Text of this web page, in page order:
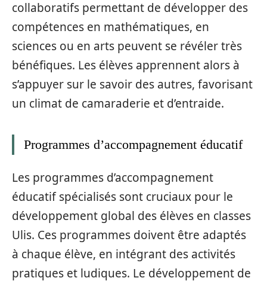
collaboratifs permettant de développer des
compétences en mathématiques, en
sciences ou en arts peuvent se révéler très
bénéfiques. Les élèves apprennent alors à
s’appuyer sur le savoir des autres, favorisant
un climat de camaraderie et d’entraide.
Programmes d’accompagnement éducatif
Les programmes d’accompagnement
éducatif spécialisés sont cruciaux pour le
développement global des élèves en classes
Ulis. Ces programmes doivent être adaptés
à chaque élève, en intégrant des activités
pratiques et ludiques. Le développement de